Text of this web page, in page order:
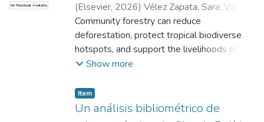
No Thumbnail Available (Elsevier, 2026) Vélez Zapata, Sara; Vargas,
Gonzalo A.;Castaño, Elizabeth;
Carolina;Londoño, Yeison;Zamudio-Mir,
María Camila; Ríos, Mariela ;Palau,
Alexander;Valencia, Sergio
Adolfo
Kedge Business School, France ;Universidad
Community forestry can reduce
deforestation, protect tropical biodiverse
hotspots, and support the livelihoods of
rural inhabitants, but only under the right
rights, enabling regulation, supportive
bureaucracies, robust community
Show more
Item
Un análisis bibliométrico de